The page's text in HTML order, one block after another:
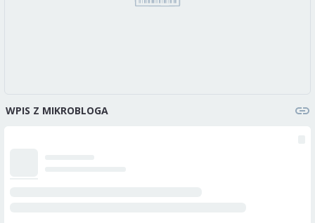
WPIS Z MIKROBLOGA